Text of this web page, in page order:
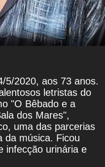
5/2020, aos 73 anos.
letristas do
"O Bêbado e a
dos Mares",
uma das parcerias
da música. Ficou
infecção urinária e